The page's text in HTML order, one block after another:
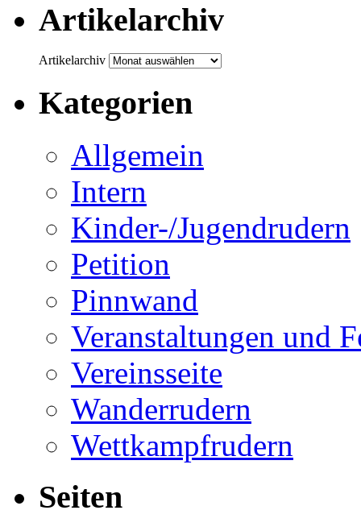
Artikelarchiv
Artikelarchiv
Kategorien
Allgemein
Intern
Kinder-/Jugendrudern
Petition
Pinnwand
Veranstaltungen und
Vereinsseite
Wanderrudern
Wettkampfrudern
Seiten